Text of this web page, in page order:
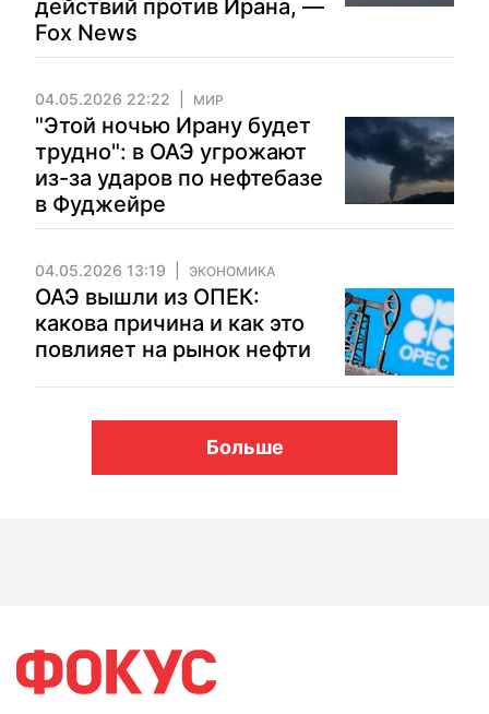
действий против Ирана, —
Fox News
04.05.2026 22:22 МИР
"Этой ночью Ирану будет
трудно": в ОАЭ угрожают
из-за ударов по нефтебазе
в Фуджейре
04.05.2026 13:19 ЭКОНОМИКА
ОАЭ вышли из ОПЕК:
какова причина и как это
повлияет на рынок нефти
Больше